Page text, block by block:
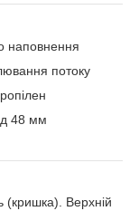
наповнення
потоку
48 мм
(кришка). Верхній